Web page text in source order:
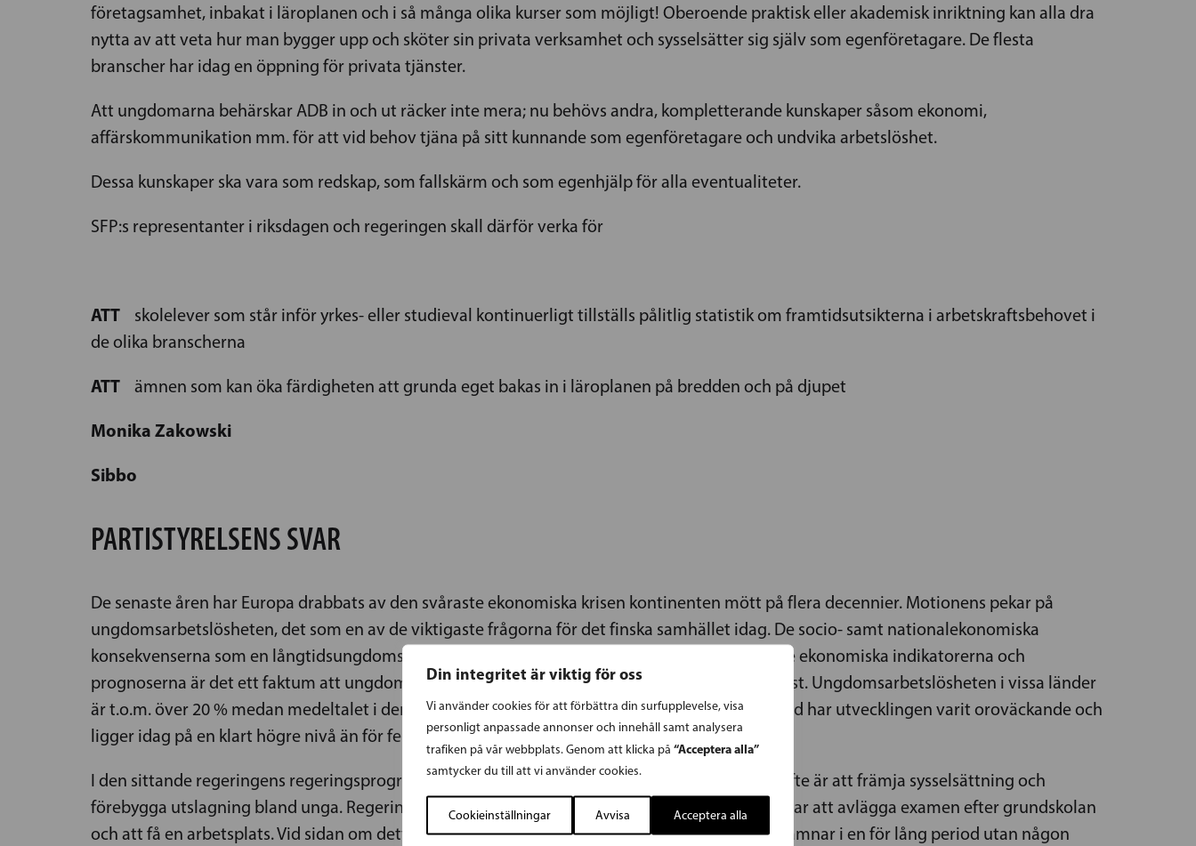
Din integritet är viktig för oss
Vi använder cookies för att förbättra din surfupplevelse, visa
personligt anpassade annonser och innehåll samt analysera
trafiken på vår webbplats. Genom att klicka på “Acceptera alla”
samtycker du till att vi använder cookies.
Cookieinställningar Avvisa Acceptera alla
företagsamhet, inbakat i läroplanen och i så många olika kurser som möjligt! Oberoende praktisk eller akademisk inriktning kan alla dra
nytta av att veta hur man bygger upp och sköter sin privata verksamhet och sysselsätter sig själv som egenföretagare. De flesta
branscher har idag en öppning för privata tjänster.
Att ungdomarna behärskar ADB in och ut räcker inte mera; nu behövs andra, kompletterande kunskaper såsom ekonomi,
affärskommunikation mm. för att vid behov tjäna på sitt kunnande som egenföretagare och undvika arbetslöshet.
Dessa kunskaper ska vara som redskap, som fallskärm och som egenhjälp för alla eventualiteter.
SFP:s representanter i riksdagen och regeringen skall därför verka för
ATT skolelever som står inför yrkes- eller studieval kontinuerligt tillställs pålitlig statistik om framtidsutsikterna i arbetskraftsbehovet i
de olika branscherna
ATT ämnen som kan öka färdigheten att grunda eget bakas in i läroplanen på bredden och på djupet
Monika Zakowski
Sibbo
PARTISTYRELSENS SVAR
De senaste åren har Europa drabbats av den svåraste ekonomiska krisen kontinenten mött på flera decennier. Motionens pekar på
ungdomsarbetslösheten, det som en av de viktigaste frågorna för det finska samhället idag. De socio- samt nationalekonomiska
konsekvenserna som en långtidsungdomsarbetslöshet för med sig är allvarliga. Trots de ljusare ekonomiska indikatorerna och
prognoserna är det ett faktum att ungdomar är en av de samhällsgrupper som drabbats hårdast. Ungdomsarbetslösheten i vissa länder
är t.o.m. över 20 % medan medeltalet i den Europeiska Unionen ligger på ca 10 %. Även i Finland har utvecklingen varit oroväckande och
ligger idag på en klart högre nivå än för fem år sedan.
I den sittande regeringens regeringsprogram skrevs den s.k. ungdomsgarantin in. Garantins syfte är att främja sysselsättning och
förebygga utslagning bland unga. Regeringen vill skapa realistiska förutsättningar för ungdomar att avlägga examen efter grundskolan
och att få en arbetsplats. Vid sidan om detta vill man fästa uppmärksamhet vid att unga inte hamnar i en för lång period utan någon